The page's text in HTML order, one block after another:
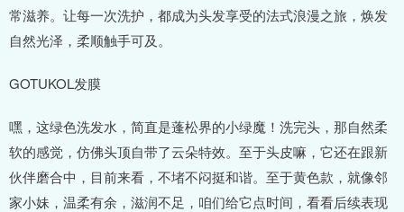
常滋养。让每一次洗护，都成为头发享受的法式浪漫之旅，焕发
自然光泽，柔顺触手可及。
GOTUKOL发膜
嘿，这绿色洗发水，简直是蓬松界的小绿魔！洗完头，那自然柔
软的感觉，仿佛头顶自带了云朵特效。至于头皮嘛，它还在跟新
伙伴磨合中，目前来看，不堵不闷挺和谐。至于黄色款，就像邻
家小妹，温柔有余，滋润不足，咱们给它点时间，看看后续表现